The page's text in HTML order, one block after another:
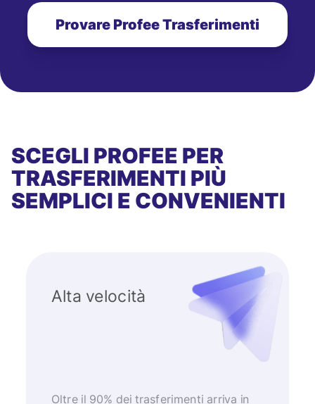
Provare Profee Trasferimenti
SCEGLI PROFEE PER
TRASFERIMENTI PIÙ
SEMPLICI E CONVENIENTI
Alta velocità
Oltre il 90% dei trasferimenti arriva in